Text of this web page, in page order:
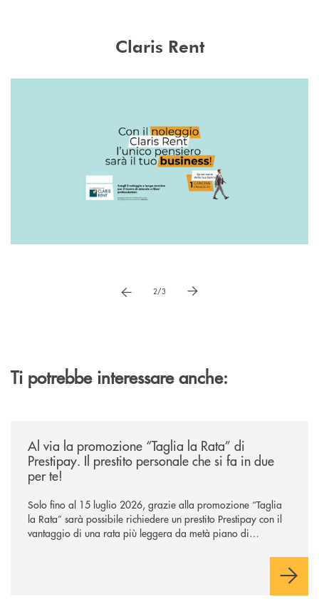
Claris Rent
vai a immagne precedente
2/3 vai a immagine successiva
Ti potrebbe interessare anche:
Al via la promozione “Taglia la Rata” di
Prestipay. Il prestito personale che si fa in due
per te!
Solo fino al 15 luglio 2026, grazie alla promozione “Taglia
la Rata” sarà possibile richiedere un prestito Prestipay con il
vantaggio di una rata più leggera da metà piano di